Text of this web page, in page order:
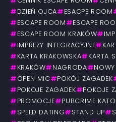
# DZIEŃ OJCA# ESACPE ROOM
# ESCAPE ROOM # ESCAPE
# ESCAPE ROOM KRAKÓW#
# IMPREZY INTEGRACYJNE#
# KARTA KRAKOWSKA# KARTA
# KRAKÓW# NAGRODA#
# OPEN MIC# POKÓJ ZAGADEK
# POKOJE ZAGADEK# POKOJE
# PROMOCJE# PUBCRIME
# SPEED DATING# STAND UP#